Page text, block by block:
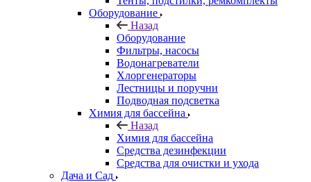
Оборудование
Назад
Оборудование
Фильтры, насосы
Водонагреватели
Хлоргенераторы
Лестницы и поручни
Подводная подсветка
Химия для бассейна
Назад
Химия для бассейна
Средства дезинфекции
Средства для очистки и ухода
Дача и Сад